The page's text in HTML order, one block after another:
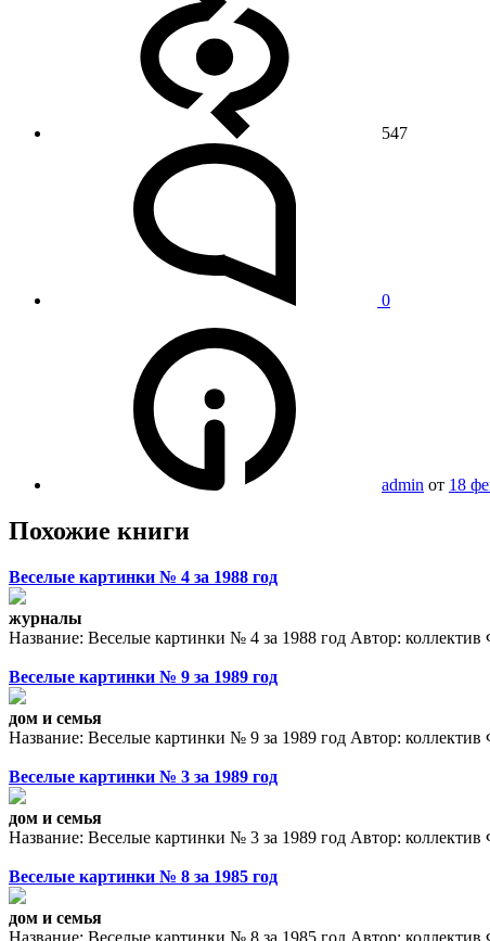
547
0
admin от 18
Похожие книги
Веселые картинки № 4 за 1988 год
журналы
Название: Веселые картинки № 4 за 1988 год Автор:
Веселые картинки № 9 за 1989 год
дом и семья
Название: Веселые картинки № 9 за 1989 год Автор:
Веселые картинки № 3 за 1989 год
дом и семья
Название: Веселые картинки № 3 за 1989 год Автор:
Веселые картинки № 8 за 1985 год
дом и семья